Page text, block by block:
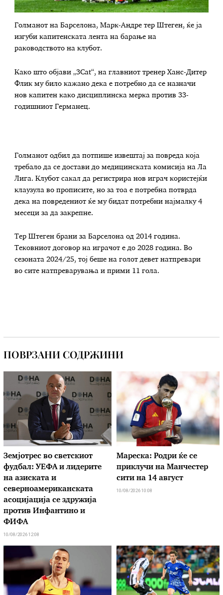
Голманот на Барселона, Марк-Андре тер Штеген, ќе ја
изгуби капитенската лента на барање на
раководството на клубот.
Како што објави „3Cat“, на главниот тренер Ханс-Дитер
Флик му било кажано дека е потребно да се назначи
нов капитен како дисциплинска мерка против 33-
годишниот Германец.
Голманот одбил да потпише извештај за повреда која
требало да се достави до медицинската комисија на Ла
Лига. Клубот сакал да регистрира нов играч користејќи
клаузула во прописите, но за тоа е потребна потврда
дека на повредениот ќе му бидат потребни најмалку 4
месеци за да закрепне.
Тер Штеген брани за Барселона од 2014 година.
Тековниот договор на играчот е до 2028 година. Во
сезоната 2024/25, тој беше на голот девет натпревари
во сите натпреварувања и прими 11 гола.
ПОВРЗАНИ СОДРЖИНИ
Земјотрес во светскиот
фудбал: УЕФА и лидерите
на азиската и
северноамериканската
асоцијација се здружија
против Инфантино и
ФИФА
10/08/2026 12:08
Мареска: Родри ќе се
приклучи на Манчестер
сити на 14 август
10/08/2026 10:08